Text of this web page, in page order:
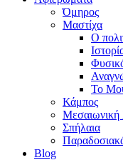
Όμηρος
Μαστίχα
Ο
Το
Κάμπος
Μεσαιωνική
Σπήλαια
Blog